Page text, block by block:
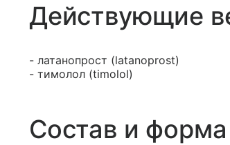
Действующие
- латанопрост (latanoprost)
- тимолол (timolol)
Состав и